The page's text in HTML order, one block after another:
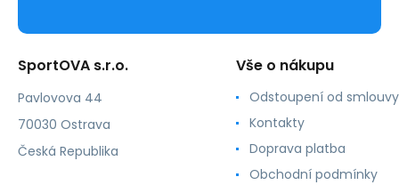
SportOVA s.r.o.
Pavlovova 44
70030 Ostrava
Česká Republika
Vše o nákupu
Odstoupení od smlouvy
Kontakty
Doprava platba
Obchodní podmínky